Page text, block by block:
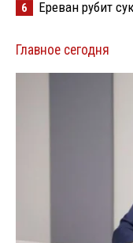
6 Ереван рубит
Главное сегодня